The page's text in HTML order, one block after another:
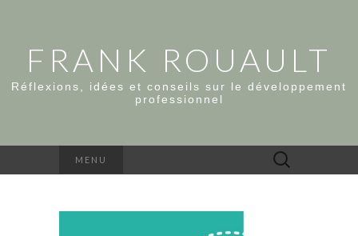
FRANK ROUAULT
Réflexions, idées et conseils sur le développement
professionnel
MENU Rechercher :